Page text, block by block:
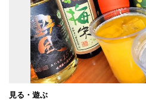
見る・遊ぶ